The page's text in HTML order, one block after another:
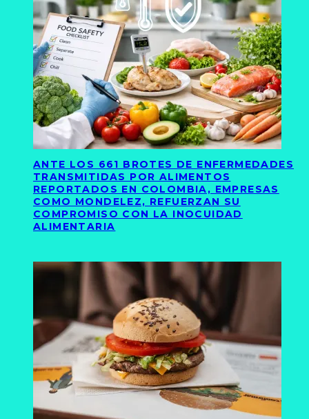
ANTE LOS 661 BROTES DE ENFERMEDADES
TRANSMITIDAS POR ALIMENTOS
REPORTADOS EN COLOMBIA, EMPRESAS
COMO MONDELEZ, REFUERZAN SU
COMPROMISO CON LA INOCUIDAD
ALIMENTARIA